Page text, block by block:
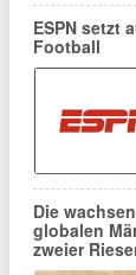
ESPN setzt
Football
Die
globalen
zweier